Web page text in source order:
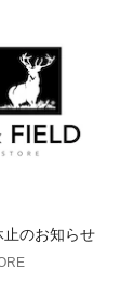
止のお知らせ